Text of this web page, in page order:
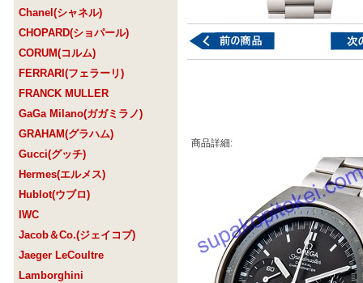
Chanel(シャネル)
CHOPARD(ショパール)
CORUM(コルム)
FERRARI(フェラーリ)
FRANCK MULLER
GaGa Milano(ガガミラノ)
GRAHAM(グラハム)
Gucci(グッチ)
Hermes(エルメス)
Hublot(ウブロ)
IWC
Jacob＆Co.(ジェイコブ)
Jaeger LeCoultre
Lamborghini
商品詳細: